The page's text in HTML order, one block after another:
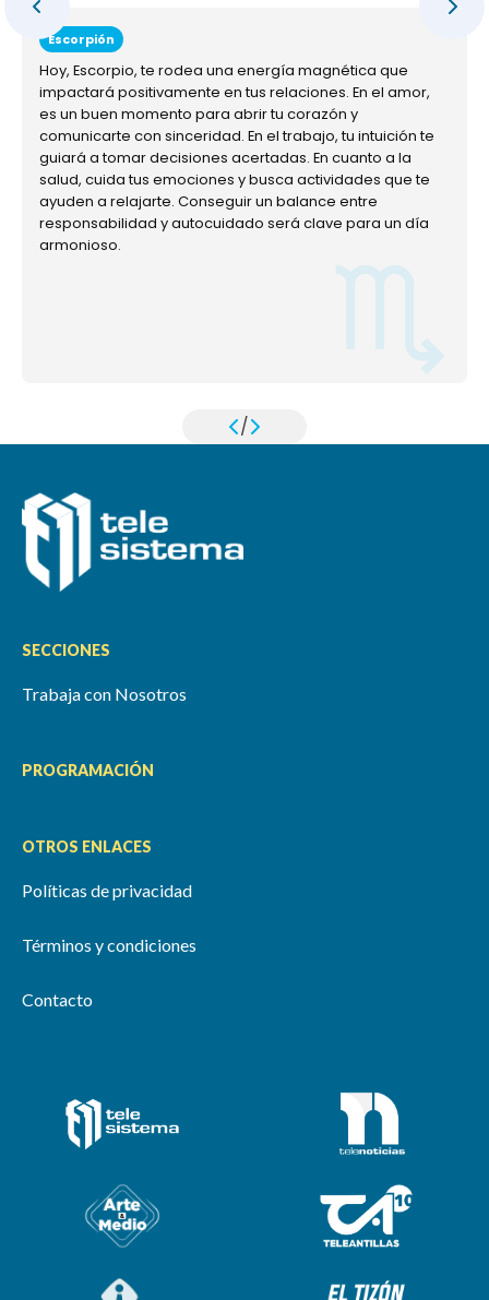
Escorpión
Hoy, Escorpio, te rodea una energía magnética que
impactará positivamente en tus relaciones. En el amor,
es un buen momento para abrir tu corazón y
comunicarte con sinceridad. En el trabajo, tu intuición te
guiará a tomar decisiones acertadas. En cuanto a la
salud, cuida tus emociones y busca actividades que te
ayuden a relajarte. Conseguir un balance entre
responsabilidad y autocuidado será clave para un día
armonioso.
/
SECCIONES
Trabaja con Nosotros
PROGRAMACIÓN
OTROS ENLACES
Políticas de privacidad
Términos y condiciones
Contacto